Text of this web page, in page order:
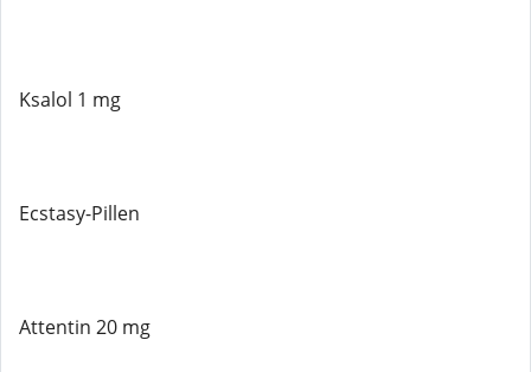
Ksalol 1 mg
Ecstasy-Pillen
Attentin 20 mg